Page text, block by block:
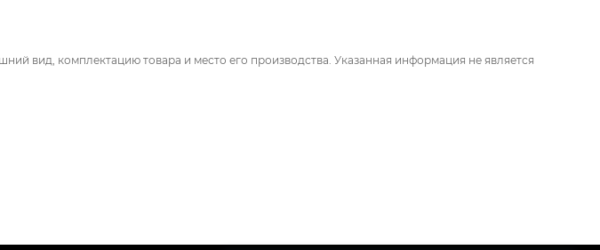
вид, комплектацию товара и место его производства. Указанная информация не является